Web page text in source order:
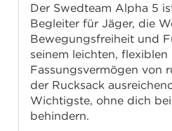
Der Swedteam Alpha 5
Begleiter für Jäger, die
Bewegungsfreiheit und
seinem leichten,
Fassungsvermögen von
der Rucksack
Wichtigste, ohne dich
behindern.